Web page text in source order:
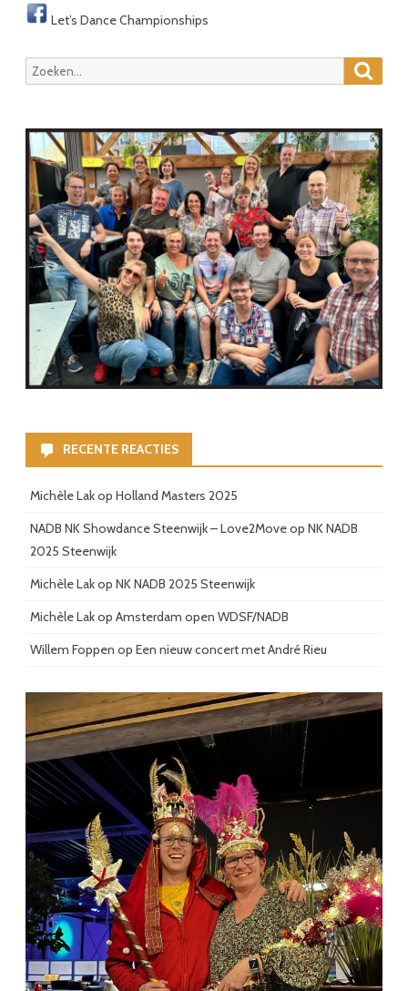
Let’s Dance Championships
Zoeken
naar:
RECENTE REACTIES
Michèle Lakop Holland Masters 2025
NADB NK Showdance Steenwijk – Love2Moveop NK NADB
2025 Steenwijk
Michèle Lakop NK NADB 2025 Steenwijk
Michèle Lakop Amsterdam open WDSF/NADB
Willem Foppen op Een nieuw concert met André Rieu